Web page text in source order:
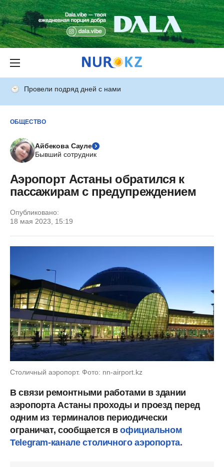
Провели подряд дней с нами
ОБЩЕСТВО
Айбекова Сауле
Бывший сотрудник
Аэропорт Астаны обратился к
пассажирам с предупреждением
Опубликовано:
18 мая 2023, 15:19
Столичный аэропорт. Фото: nn-airport.kz
В связи ремонтными работами в здании
аэропорта Астаны проходы и проезд перед
одним из терминалов периодически
ограничат, сообщается вофициальном
Telegram-канале столичного аэропорта.